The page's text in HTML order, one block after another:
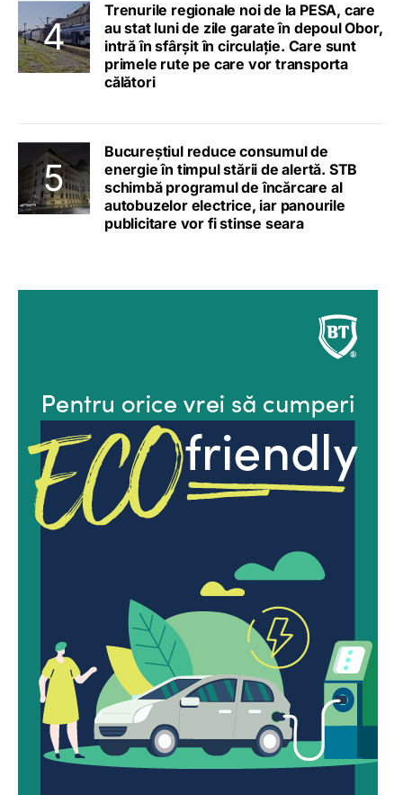
Trenurile regionale noi de la PESA, care
au stat luni de zile garate în depoul Obor,
intră în sfârșit în circulație. Care sunt
primele rute pe care vor transporta
călători
Bucureștiul reduce consumul de
energie în timpul stării de alertă. STB
schimbă programul de încărcare al
autobuzelor electrice, iar panourile
publicitare vor fi stinse seara